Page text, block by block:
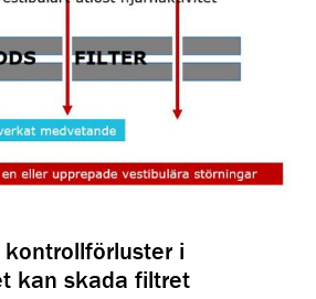
i
kan skada filtret